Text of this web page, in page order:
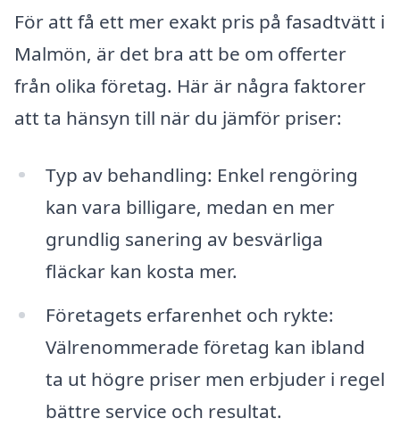
För att få ett mer exakt pris på fasadtvätt i
Malmön, är det bra att be om offerter
från olika företag. Här är några faktorer
att ta hänsyn till när du jämför priser:
Typ av behandling: Enkel rengöring
kan vara billigare, medan en mer
grundlig sanering av besvärliga
fläckar kan kosta mer.
Företagets erfarenhet och rykte:
Välrenommerade företag kan ibland
ta ut högre priser men erbjuder i regel
bättre service och resultat.